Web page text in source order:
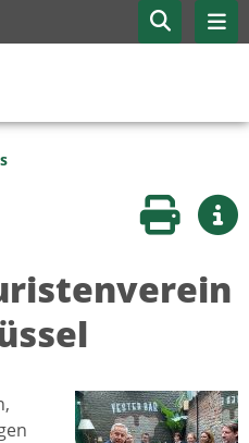
Seite